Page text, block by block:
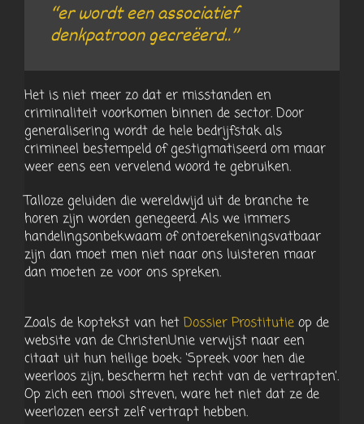
“er wordt een associatief
denkpatroon gecreëerd..”
Het is niet meer zo dat er misstanden en
criminaliteit voorkomen binnen de sector. Door
generalisering wordt de hele bedrijfstak als
crimineel bestempeld of gestigmatiseerd om maar
weer eens een vervelend woord te gebruiken.
Talloze geluiden die wereldwijd uit de branche te
horen zijn worden genegeerd. Als we immers
handelingsonbekwaam of ontoerekeningsvatbaar
zijn dan moet men niet naar ons luisteren maar
dan moeten ze voor ons spreken.
Zoals de koptekst van het Dossier Prostitutie op de
website van de ChristenUnie verwijst naar een
citaat uit hun heilige boek: ‘Spreek voor hen die
weerloos zijn, bescherm het recht van de vertrapten’.
Op zich een mooi streven, ware het niet dat ze de
weerlozen eerst zelf vertrapt hebben.